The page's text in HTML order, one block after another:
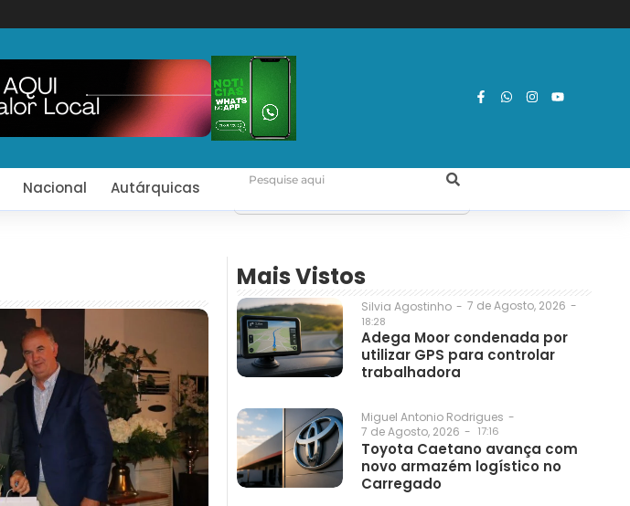
Nacional Autárquicas
Mais Vistos
Silvia Agostinho - 7 de Agosto, 2026 -
18:28
Adega Moor condenada por
utilizar GPS para controlar
trabalhadora
Miguel Antonio Rodrigues -
7 de Agosto, 2026 - 17:16
Toyota Caetano avança com
novo armazém logístico no
Carregado